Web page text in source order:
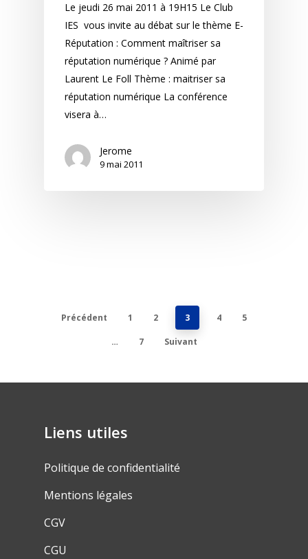
Le jeudi 26 mai 2011 à 19H15 Le Club
IES vous invite au débat sur le thème E-
Réputation : Comment maîtriser sa
réputation numérique ? Animé par
Laurent Le Foll Thème : maitriser sa
réputation numérique La conférence
visera à…
Jerome
9 mai 2011
Précédent 1 2 3 4 5
… 7 Suivant
Liens utiles
Politique de confidentialité
Mentions légales
CGV
CGU